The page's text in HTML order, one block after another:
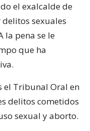
el exalcalde de
delitos sexuales
la pena se le
que ha
el Tribunal Oral en
delitos cometidos
sexual y aborto.